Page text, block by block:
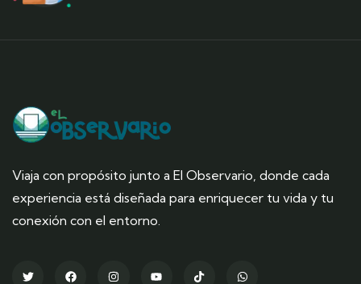
Viaja con propósito junto a El Observario, donde cada
experiencia está diseñada para enriquecer tu vida y tu
conexión con el entorno.